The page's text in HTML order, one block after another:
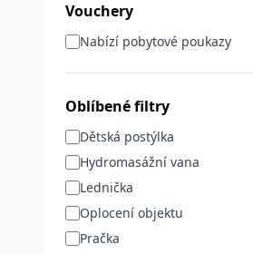
Vouchery
Nabízí pobytové poukazy
Oblíbené filtry
Dětská postýlka
Hydromasážní vana
Lednička
Oplocení objektu
Pračka